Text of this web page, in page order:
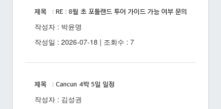
제목 : RE : 8월 초 포틀랜드 투어 가이드 가능 여부 문의
작성자 : 박윤명
작성일 : 2026-07-18 | 조회수 : 7
제목 : Cancun 4박 5일 일정
작성자 : 김성권